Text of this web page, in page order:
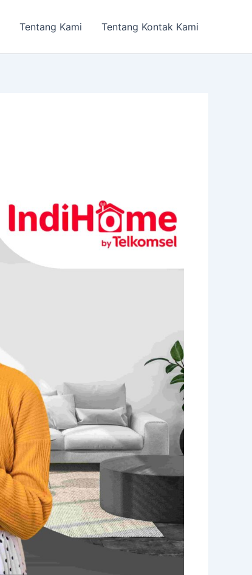
Tentang Kami Tentang Kontak Kami